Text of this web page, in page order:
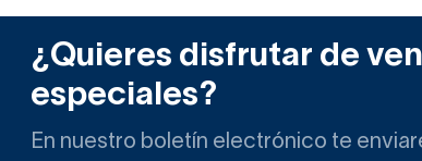
¿Quieres disfrutar de
especiales?
En nuestro boletín electrónico te